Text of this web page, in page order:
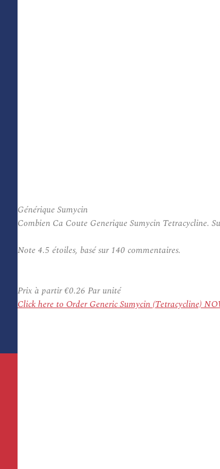
Générique Sumycin
Combien Ca Coute Generique Sumycin Tetracycline.
Note 4.5 étoiles, basé sur 140 commentaires.
Prix à partir€0.26 Par unité
Click here to Order Generic Sumycin (Tetracycline)